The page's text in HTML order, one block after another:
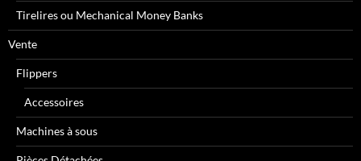
Tirelires ou Mechanical Money Banks
Vente
Flippers
Accessoires
Machines à sous